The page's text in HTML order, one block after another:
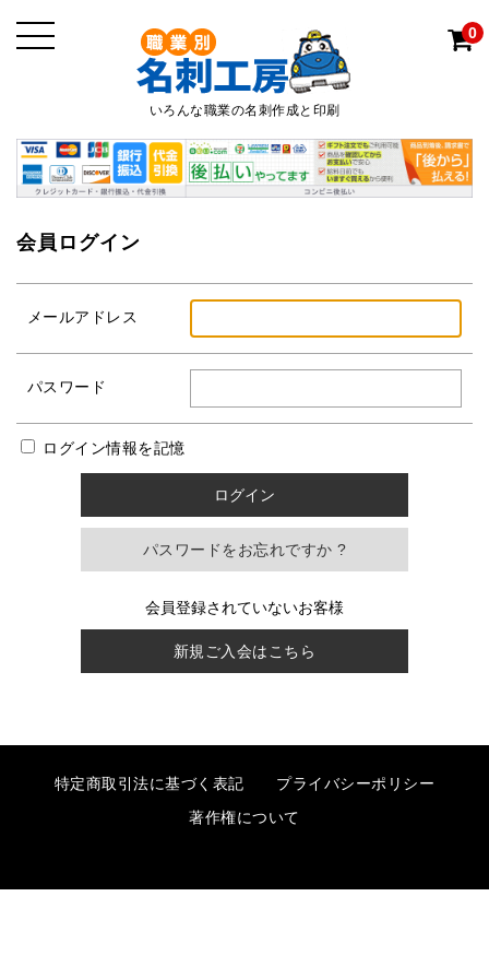
いろんな職業の名刺作成と印刷
0
会員ログイン
メールアドレス
パスワード
ログイン情報を記憶
パスワードをお忘れですか ?
会員登録されていないお客様
新規ご入会はこちら
特定商取引法に基づく表記
プライバシーポリシー
著作権について